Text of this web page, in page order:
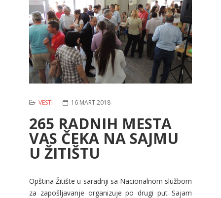
VESTI 16 MART 2018
265 RADNIH MESTA
VAS ČEKA NA SAJMU
U ŽITIŠTU
Opština Žitište u saradnji sa Nacionalnom službom
za zapošljavanje organizuje po drugi put Sajam